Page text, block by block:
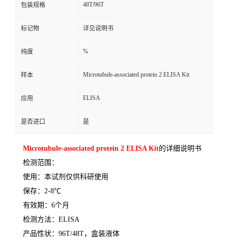
包装规格 48T/96T
标记物 详见说明书
纯度 %
样本 Microtubule-associated protein 2 ELISA Kit
应用 ELISA
是否进口 是
Microtubule-associated protein 2 ELISA Kit的详细说明书
检测范围：
使用：本试剂仅供科研使用
保存： 2-8℃
有效期： 6个月
检测方法： ELISA
产品性状： 96T/48T，盒装液体